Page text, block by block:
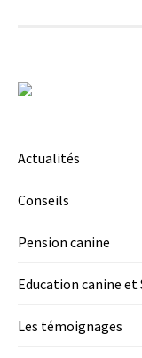
Actualités
Conseils
Pension canine
Education canine et
Les témoignages